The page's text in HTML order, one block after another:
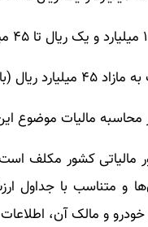
سالانه ۴ درصد)
محاسبه مالیات موضوع
مالیاتی کشور مکلف
و مالک آن، اطلاعات